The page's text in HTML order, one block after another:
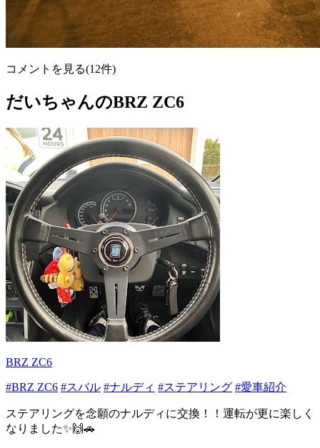
コメントを見る(12件)
だいちゃんのBRZ ZC6
BRZ ZC6
#BRZ ZC6 #スバル #ナルディ #ステアリング #愛車紹介
ステアリングを念願のナルディに交換！！運転が更に楽しく
なりました✨🙌🚗